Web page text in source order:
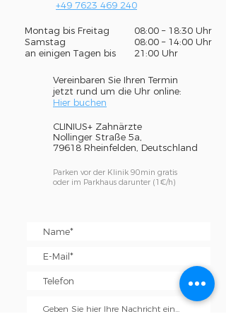
+49 7623 469 240
Montag bis Freitag
Samstag
an einigen Tagen bis
08:00 – 18:30 Uhr
08:00 – 14:00 Uhr
21:00 Uhr
Vereinbaren Sie Ihren Termin
jetzt rund um die Uhr online:
Hier buchen
CLINIUS+ Zahnärzte
Nollinger Straße 5a,
79618 Rheinfelden, Deutschland
Parken vor der Klinik 90min gratis
oder im Parkhaus darunter (1€/h)